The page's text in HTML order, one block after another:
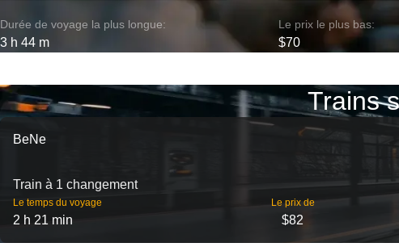
Durée de voyage la plus longue:
3 h 44 m
Le prix le plus bas:
$70
Trains
BeNe
Train à 1 changement
Le temps du voyage
2 h 21 min
Le prix de
$82